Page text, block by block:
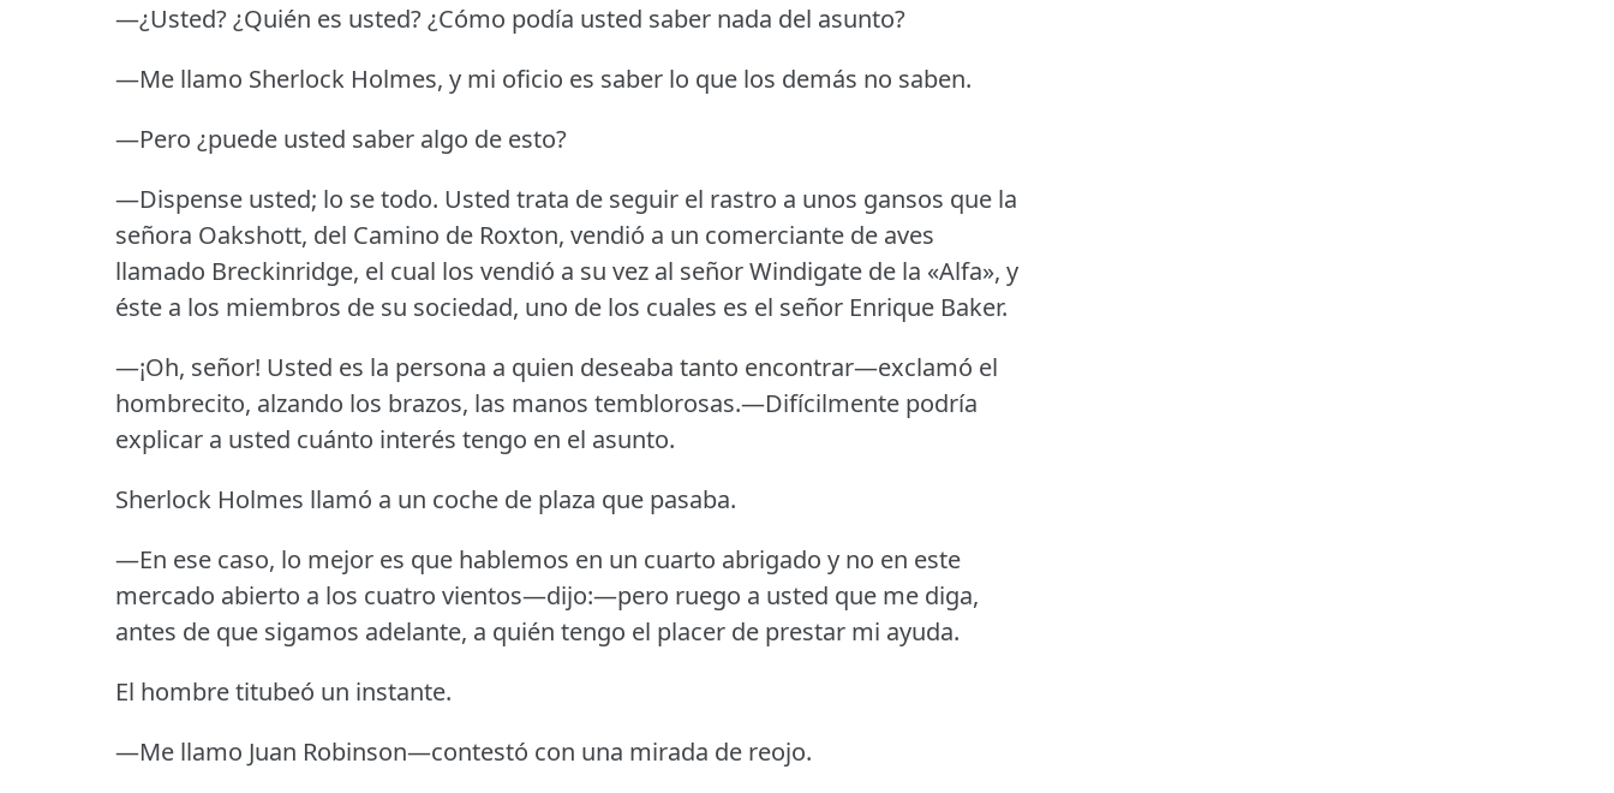
—¿Usted?¿Quién es usted?¿Cómo podía usted saber nada del asunto?
—Me llamo Sherlock Holmes, y mi oficio es saber lo que los demás no saben.
—Pero ¿puede usted saber algo de esto?
—Dispense usted; lo se todo. Usted trata de seguir el rastro a unos gansos que la
señora Oakshott, del Camino de Roxton, vendió a un comerciante de aves
llamado Breckinridge, el cual los vendió a su vez al señor Windigate de la «Alfa», y
éste a los miembros de su sociedad, uno de los cuales es el señor Enrique Baker.
—¡Oh, señor! Usted es la persona a quien deseaba tanto encontrar—exclamó el
hombrecito, alzando los brazos, las manos temblorosas.—Difícilmente podría
explicar a usted cuánto interés tengo en el asunto.
Sherlock Holmes llamó a un coche de plaza que pasaba.
—En ese caso, lo mejor es que hablemos en un cuarto abrigado y no en este
mercado abierto a los cuatro vientos—dijo:—pero ruego a usted que me diga,
antes de que sigamos adelante, a quién tengo el placer de prestar mi ayuda.
El hombre titubeó un instante.
—Me llamo Juan Robinson—contestó con una mirada de reojo.